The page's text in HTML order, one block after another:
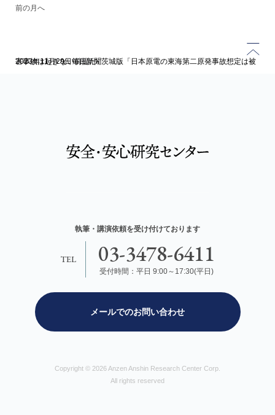
前の月へ
トップページ ブログ
2023年11月29日毎日新聞茨城版「日本原電の東海第二原発事故想定は被害事故は起きない前提だ」
執筆・講演依頼を受け付けております
TEL 03-3478-6411
受付時間：平日 9:00～17:30(平日)
メールでのお問い合わせ
Copyright © 2026 Anzen Anshin Research Center Corp.
All rights reserved